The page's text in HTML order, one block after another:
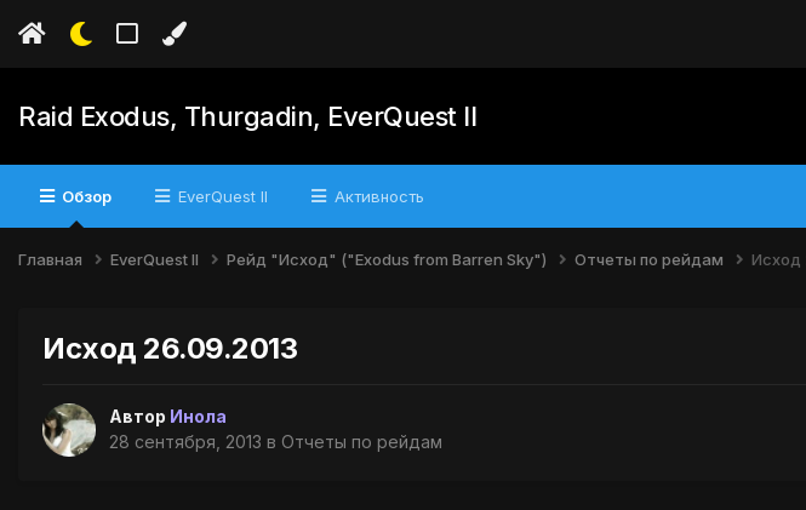
Raid Exodus, Thurgadin, EverQuest II
Обзор EverQuest II Активность
Главная EverQuest II Рейд "Исход" ("Exodus from Barren Sky") Отчеты по рейдам Исход
Исход 26.09.2013
Автор Инола
28 сентября, 2013 в Отчеты по рейдам